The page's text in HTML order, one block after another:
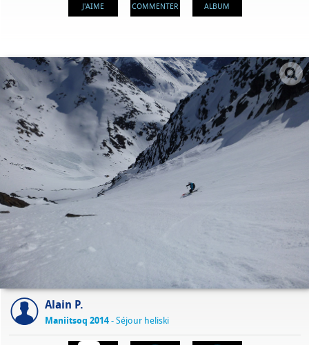
J'AIME COMMENTER ALBUM
Alain P.
Maniitsoq 2014- Séjour heliski